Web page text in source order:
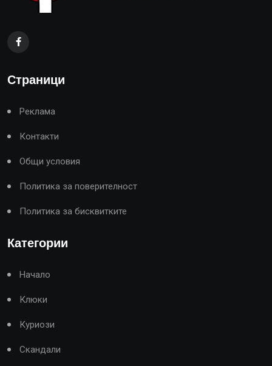
Страници
Реклама
Контакти
Общи условия
Политика за поверителност
Политика за бисквитките
Категории
Начало
Клюки
Куриози
Скандали